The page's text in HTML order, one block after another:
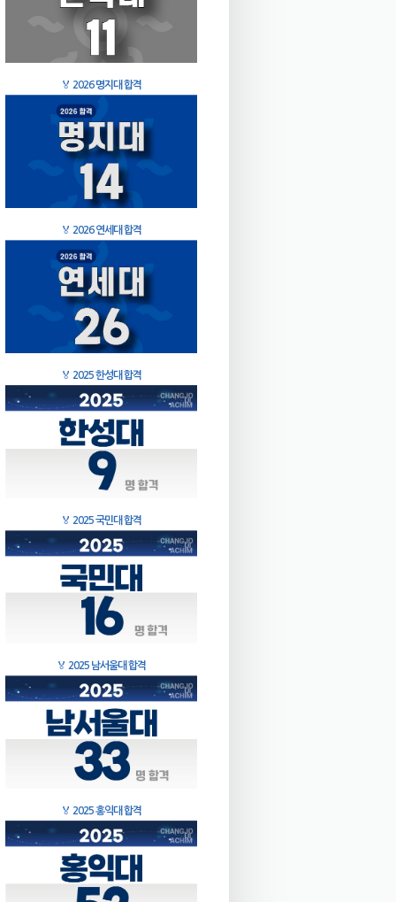
🏅 2026 명지대 합격
🏅 2026 연세대 합격
🏅 2025 한성대 합격
🏅 2025 국민대 합격
🏅 2025 남서울대 합격
🏅 2025 홍익대 합격